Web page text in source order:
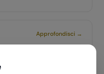
Approfondisci →
per ogni